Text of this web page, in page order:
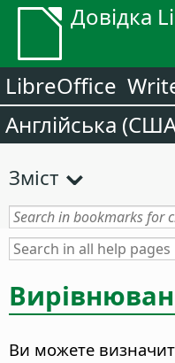
Довідка
LibreOffice
Англійська
Зміст
Ви можете